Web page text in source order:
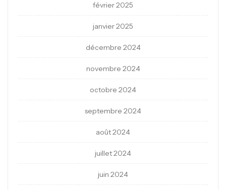
février 2025
janvier 2025
décembre 2024
novembre 2024
octobre 2024
septembre 2024
août 2024
juillet 2024
juin 2024